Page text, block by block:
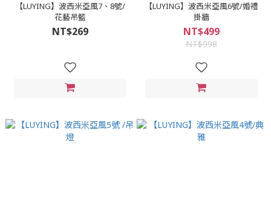
【LUYING】波西米亞風7、8號/
花藝吊籃
NT$269
【LUYING】波西米亞風6號/婚禮
掛牆
NT$499
NT$998